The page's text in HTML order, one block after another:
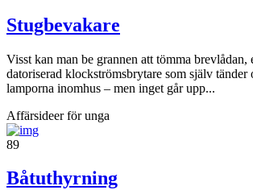
Stugbevakare
Visst kan man be grannen att tömma brevlådan,
datoriserad klockströmsbrytare som själv tänder
lamporna inomhus – men inget går upp...
Affärsideer för unga
89
Båtuthyrning